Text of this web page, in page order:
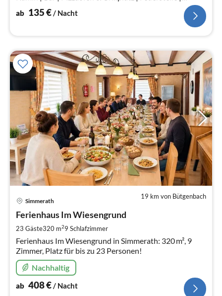
Tischtennis | Allein Lage
ab 135€/ Nacht
19 km von Bütgenbach
Simmerath
Ferienhaus Im Wiesengrund
23 Gäste320 m29 Schlafzimmer
Ferienhaus Im Wiesengrund in Simmerath: 320 m², 9
Zimmer, Platz für bis zu 23 Personen!
Nachhaltig
ab 408€/ Nacht